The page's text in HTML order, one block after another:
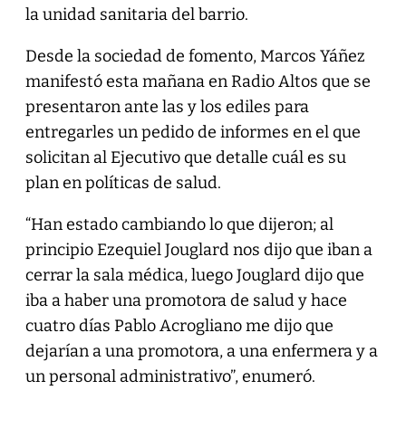
la unidad sanitaria del barrio.
Desde la sociedad de fomento, Marcos Yáñez
manifestó esta mañana en Radio Altos que se
presentaron ante las y los ediles para
entregarles un pedido de informes en el que
solicitan al Ejecutivo que detalle cuál es su
plan en políticas de salud.
“Han estado cambiando lo que dijeron; al
principio Ezequiel Jouglard nos dijo que iban a
cerrar la sala médica, luego Jouglard dijo que
iba a haber una promotora de salud y hace
cuatro días Pablo Acrogliano me dijo que
dejarían a una promotora, a una enfermera y a
un personal administrativo”, enumeró.